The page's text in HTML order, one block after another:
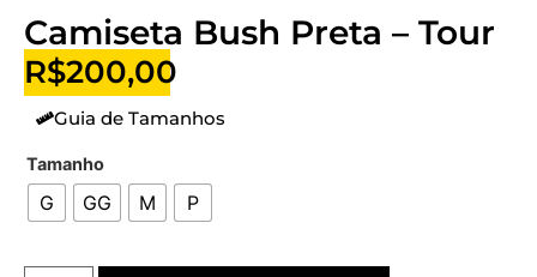
Camiseta Bush Preta – Tour
R$200,00
Guia de Tamanhos
Tamanho
G GG M P